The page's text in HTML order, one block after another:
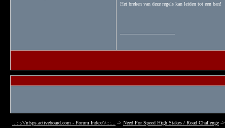
Het breken van deze regels kan leiden tot een ban!
...:::///nfsps.activeboard.com - Forum Index\\\:::... -> Need For Speed High Stakes / Road Challenge ->